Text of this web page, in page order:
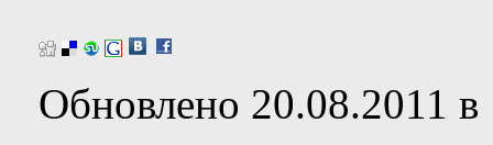
Обновлено 20.08.2011 в